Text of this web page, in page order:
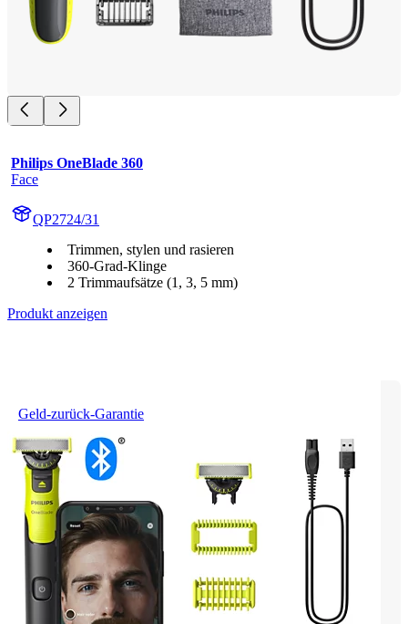
Philips OneBlade 360
Face
QP2724/31
Trimmen, stylen und rasieren
360-Grad-Klinge
2 Trimmaufsätze (1, 3, 5 mm)
Produkt anzeigen
Geld-zurück-Garantie